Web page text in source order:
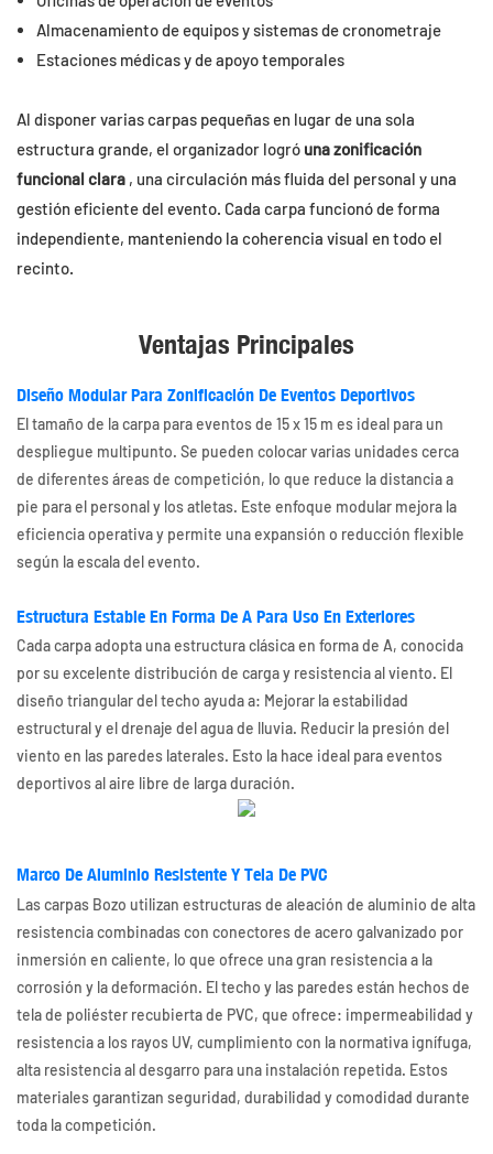
Almacenamiento de equipos y sistemas de cronometraje
Estaciones médicas y de apoyo temporales
Al disponer varias carpas pequeñas en lugar de una sola
estructura grande, el organizador logró una zonificación
funcional clara , una circulación más fluida del personal y una
gestión eficiente del evento. Cada carpa funcionó de forma
independiente, manteniendo la coherencia visual en todo el
recinto.
Ventajas Principales
Diseño Modular Para Zonificación De Eventos Deportivos
El tamaño de la carpa para eventos de 15 x 15 m es ideal para un
despliegue multipunto. Se pueden colocar varias unidades cerca
de diferentes áreas de competición, lo que reduce la distancia a
pie para el personal y los atletas. Este enfoque modular mejora la
eficiencia operativa y permite una expansión o reducción flexible
según la escala del evento.
Estructura Estable En Forma De A Para Uso En Exteriores
Cada carpa adopta una estructura clásica en forma de A, conocida
por su excelente distribución de carga y resistencia al viento. El
diseño triangular del techo ayuda a: Mejorar la estabilidad
estructural y el drenaje del agua de lluvia. Reducir la presión del
viento en las paredes laterales. Esto la hace ideal para eventos
deportivos al aire libre de larga duración.
Marco De Aluminio Resistente Y Tela De PVC
Las carpas Bozo utilizan estructuras de aleación de aluminio de alta
resistencia combinadas con conectores de acero galvanizado por
inmersión en caliente, lo que ofrece una gran resistencia a la
corrosión y la deformación. El techo y las paredes están hechos de
tela de poliéster recubierta de PVC, que ofrece: impermeabilidad y
resistencia a los rayos UV, cumplimiento con la normativa ignífuga,
alta resistencia al desgarro para una instalación repetida. Estos
materiales garantizan seguridad, durabilidad y comodidad durante
toda la competición.